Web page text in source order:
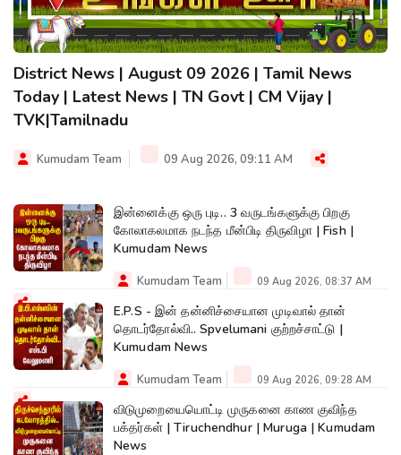
District News | August 09 2026 | Tamil News
Today | Latest News | TN Govt | CM Vijay |
TVK|Tamilnadu
Kumudam Team 09 Aug 2026, 09:11 AM
இன்னைக்கு ஒரு புடி.. 3 வருடங்களுக்கு பிறகு
கோலாகலமாக நடந்த மீன்பிடி திருவிழா | Fish |
Kumudam News
Kumudam Team 09 Aug 2026, 08:37 AM
E.P.S - இன் தன்னிச்சையான முடிவால் தான்
தொடர்தோல்வி.. Spvelumani குற்றச்சாட்டு |
Kumudam News
Kumudam Team 09 Aug 2026, 09:28 AM
விடுமுறையையொட்டி முருகனை காண குவிந்த
பக்தர்கள் | Tiruchendhur | Muruga | Kumudam
News